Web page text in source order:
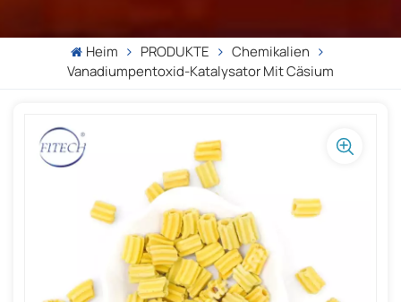
Heim PRODUKTE
Chemikalien
Vanadiumpentoxid-Katalysator Mit Cäsium